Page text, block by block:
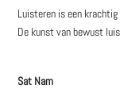
Luisteren is een
De kunst van bewust
Sat Nam